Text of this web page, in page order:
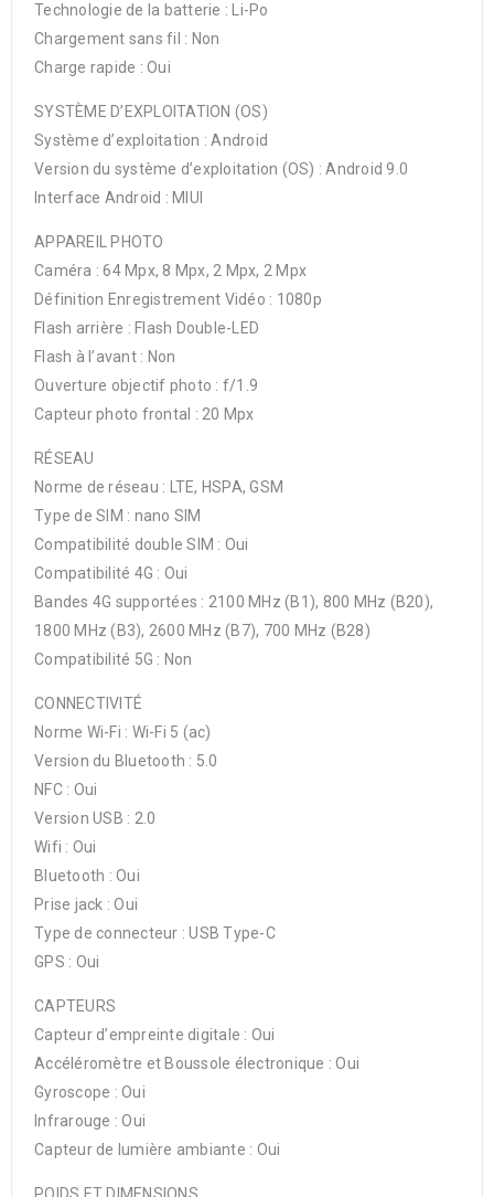
Technologie de la batterie : Li-Po
Chargement sans fil : Non
Charge rapide : Oui
SYSTÈME D’EXPLOITATION (OS)
Système d’exploitation : Android
Version du système d’exploitation (OS) : Android 9.0
Interface Android : MIUI
APPAREIL PHOTO
Caméra : 64 Mpx, 8 Mpx, 2 Mpx, 2 Mpx
Définition Enregistrement Vidéo : 1080p
Flash arrière : Flash Double-LED
Flash à l’avant : Non
Ouverture objectif photo : f/1.9
Capteur photo frontal : 20 Mpx
RÉSEAU
Norme de réseau : LTE, HSPA, GSM
Type de SIM : nano SIM
Compatibilité double SIM : Oui
Compatibilité 4G : Oui
Bandes 4G supportées : 2100 MHz (B1), 800 MHz (B20),
1800 MHz (B3), 2600 MHz (B7), 700 MHz (B28)
Compatibilité 5G : Non
CONNECTIVITÉ
Norme Wi-Fi : Wi-Fi 5 (ac)
Version du Bluetooth : 5.0
NFC : Oui
Version USB : 2.0
Wifi : Oui
Bluetooth : Oui
Prise jack : Oui
Type de connecteur : USB Type-C
GPS : Oui
CAPTEURS
Capteur d’empreinte digitale : Oui
Accéléromètre et Boussole électronique : Oui
Gyroscope : Oui
Infrarouge : Oui
Capteur de lumière ambiante : Oui